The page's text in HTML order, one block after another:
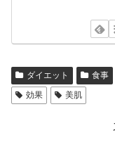
ダイエット 食事
効果
美肌